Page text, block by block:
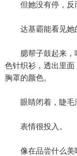
但她没有停，反
达基霸能看见她
腮帮子鼓起来，
色针织衫，透出里面
胸罩的颜色。
眼睛闭着，睫毛
表情很投入。
像在品尝什么美